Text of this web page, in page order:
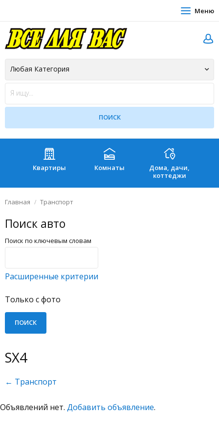
Меню
Квартиры Комнаты
Дома, дачи,
коттеджи
Главная Транспорт
Поиск авто
Поиск по ключевым словам
Расширенные критерии
Только с фото
SX4
← Транспорт
Объявлений нет. Добавить объявление.